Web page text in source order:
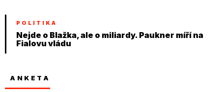
POLITIKA
Nejde o Blažka, ale o miliardy. Paukner míří na
Fialovu vládu
ANKETA